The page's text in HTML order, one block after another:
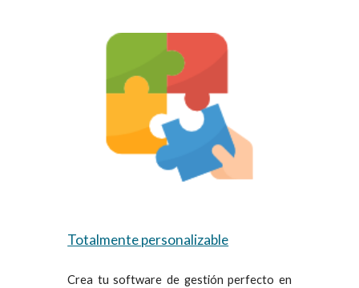
Totalmente personalizable
Crea tu software de gestión perfecto en